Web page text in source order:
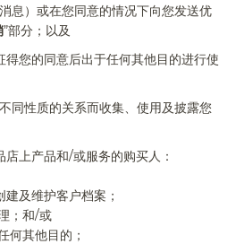
息）或在您同意的情况下向您发送优
”部分；以及
您的同意后出于任何其他目的进行使
同性质的关系而收集、使用及披露您
店上产品和/或服务的购买人：
及维护客户档案；
；和/或
何其他目的；